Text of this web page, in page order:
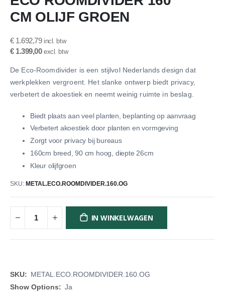
het
begin
de
afbeeldingen-
CM OLIJF GROEN
€ 1.692,79
€ 1.399,00
De Eco-Roomdivider is een stijlvol Nederlands design dat
werkplekken vergroent. Het slanke ontwerp biedt privacy,
verbetert de akoestiek en neemt weinig ruimte in beslag.
Biedt plaats aan veel planten, beplanting op aanvraag
Verbetert akoestiek door planten en vormgeving
Zorgt voor privacy bij bureaus
160cm breed, 90 cm hoog, diepte 26cm
Kleur olijfgroen
SKU METAL.ECO.ROOMDIVIDER.160.OG
IN WINKELWAGEN
Meer
informatie
METAL.ECO.ROOMDIVIDER.160.OG
Ja